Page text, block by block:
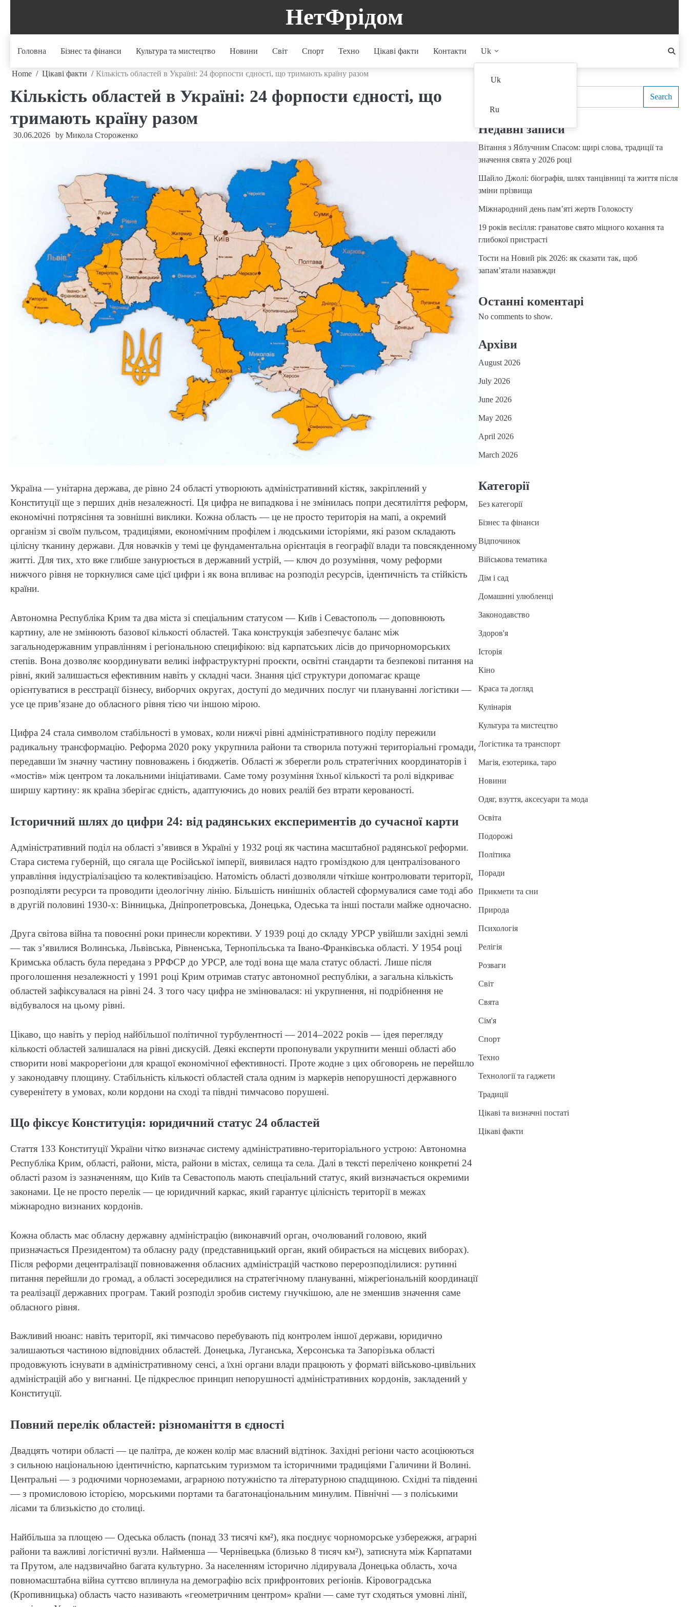
НетФрідом
Головна Бізнес та фінанси Культура та мистецтво Новини Світ Спорт Техно Цікаві факти Контакти Uk
Uk
Ru
Home Цікаві факти Кількість областей в Україні: 24 форпости єдності, що тримають країну разом
Кількість областей в Україні: 24 форпости єдності, що
тримають країну разом
30.06.2026 by Микола Стороженко
Україна — унітарна держава, де рівно 24 області утворюють адміністративний кістяк, закріплений у
Конституції ще з перших днів незалежності. Ця цифра не випадкова і не змінилась попри десятиліття реформ,
економічні потрясіння та зовнішні виклики. Кожна область — це не просто територія на мапі, а окремий
організм зі своїм пульсом, традиціями, економічним профілем і людськими історіями, які разом складають
цілісну тканину держави. Для новачків у темі це фундаментальна орієнтація в географії влади та повсякденному
житті. Для тих, хто вже глибше занурюється в державний устрій, — ключ до розуміння, чому реформи
нижчого рівня не торкнулися саме цієї цифри і як вона впливає на розподіл ресурсів, ідентичність та стійкість
країни.
Автономна Республіка Крим та два міста зі спеціальним статусом — Київ і Севастополь — доповнюють
картину, але не змінюють базової кількості областей. Така конструкція забезпечує баланс між
загальнодержавним управлінням і регіональною специфікою: від карпатських лісів до причорноморських
степів. Вона дозволяє координувати великі інфраструктурні проєкти, освітні стандарти та безпекові питання на
рівні, який залишається ефективним навіть у складні часи. Знання цієї структури допомагає краще
орієнтуватися в реєстрації бізнесу, виборчих округах, доступі до медичних послуг чи плануванні логістики —
усе це прив’язане до обласного рівня тією чи іншою мірою.
Цифра 24 стала символом стабільності в умовах, коли нижчі рівні адміністративного поділу пережили
радикальну трансформацію. Реформа 2020 року укрупнила райони та створила потужні територіальні громади,
передавши їм значну частину повноважень і бюджетів. Області ж зберегли роль стратегічних координаторів і
«мостів» між центром та локальними ініціативами. Саме тому розуміння їхньої кількості та ролі відкриває
ширшу картину: як країна зберігає єдність, адаптуючись до нових реалій без втрати керованості.
Історичний шлях до цифри 24: від радянських експериментів до сучасної карти
Адміністративний поділ на області з’явився в Україні у 1932 році як частина масштабної радянської реформи.
Стара система губерній, що сягала ще Російської імперії, виявилася надто громіздкою для централізованого
управління індустріалізацією та колективізацією. Натомість області дозволяли чіткіше контролювати території,
розподіляти ресурси та проводити ідеологічну лінію. Більшість нинішніх областей сформувалися саме тоді або
в другій половині 1930-х: Вінницька, Дніпропетровська, Донецька, Одеська та інші постали майже одночасно.
Друга світова війна та повоєнні роки принесли корективи. У 1939 році до складу УРСР увійшли західні землі
— так з’явилися Волинська, Львівська, Рівненська, Тернопільська та Івано-Франківська області. У 1954 році
Кримська область була передана з РРФСР до УРСР, але тоді вона ще мала статус області. Лише після
проголошення незалежності у 1991 році Крим отримав статус автономної республіки, а загальна кількість
областей зафіксувалася на рівні 24. З того часу цифра не змінювалася: ні укрупнення, ні подрібнення не
відбувалося на цьому рівні.
Цікаво, що навіть у період найбільшої політичної турбулентності — 2014–2022 років — ідея перегляду
кількості областей залишалася на рівні дискусій. Деякі експерти пропонували укрупнити менші області або
створити нові макрорегіони для кращої економічної ефективності. Проте жодне з цих обговорень не перейшло
у законодавчу площину. Стабільність кількості областей стала одним із маркерів непорушності державного
суверенітету в умовах, коли кордони на сході та півдні тимчасово порушені.
Що фіксує Конституція: юридичний статус 24 областей
Стаття 133 Конституції України чітко визначає систему адміністративно-територіального устрою: Автономна
Республіка Крим, області, райони, міста, райони в містах, селища та села. Далі в тексті перелічено конкретні 24
області разом із зазначенням, що Київ та Севастополь мають спеціальний статус, який визначається окремими
законами. Це не просто перелік — це юридичний каркас, який гарантує цілісність території в межах
міжнародно визнаних кордонів.
Кожна область має обласну державну адміністрацію (виконавчий орган, очолюваний головою, який
призначається Президентом) та обласну раду (представницький орган, який обирається на місцевих виборах).
Після реформи децентралізації повноваження обласних адміністрацій частково перерозподілилися: рутинні
питання перейшли до громад, а області зосередилися на стратегічному плануванні, міжрегіональній координації
та реалізації державних програм. Такий розподіл зробив систему гнучкішою, але не зменшив значення саме
обласного рівня.
Важливий нюанс: навіть території, які тимчасово перебувають під контролем іншої держави, юридично
залишаються частиною відповідних областей. Донецька, Луганська, Херсонська та Запорізька області
продовжують існувати в адміністративному сенсі, а їхні органи влади працюють у форматі військово-цивільних
адміністрацій або у вигнанні. Це підкреслює принцип непорушності адміністративних кордонів, закладений у
Конституції.
Повний перелік областей: різноманіття в єдності
Двадцять чотири області — це палітра, де кожен колір має власний відтінок. Західні регіони часто асоціюються
з сильною національною ідентичністю, карпатським туризмом та історичними традиціями Галичини й Волині.
Центральні — з родючими чорноземами, аграрною потужністю та літературною спадщиною. Східні та південні
— з промисловою історією, морськими портами та багатонаціональним минулим. Північні — з поліськими
лісами та близькістю до столиці.
Найбільша за площею — Одеська область (понад 33 тисячі км²), яка поєднує чорноморське узбережжя, аграрні
райони та важливі логістичні вузли. Найменша — Чернівецька (близько 8 тисяч км²), затиснута між Карпатами
та Прутом, але надзвичайно багата культурно. За населенням історично лідирувала Донецька область, хоча
повномасштабна війна суттєво вплинула на демографію всіх прифронтових регіонів. Кіровоградська
(Кропивницька) область часто називають «геометричним центром» країни — саме тут сходяться умовні лінії,
Search
Недавні записи
Вітання з Яблучним Спасом: щирі слова, традиції та
значення свята у 2026 році
Шайло Джолі: біографія, шлях танцівниці та життя після
зміни прізвища
Міжнародний день пам’яті жертв Голокосту
19 років весілля: гранатове свято міцного кохання та
глибокої пристрасті
Тости на Новий рік 2026: як сказати так, щоб
запам’ятали назавжди
Останні коментарі
No comments to show.
Архіви
August 2026
July 2026
June 2026
May 2026
April 2026
March 2026
Категорії
Без категорії
Бізнес та фінанси
Відпочинок
Військова тематика
Дім і сад
Домашнні улюбленці
Законодавство
Здоров'я
Історія
Кіно
Краса та догляд
Кулінарія
Культура та мистецтво
Логістика та транспорт
Магія, езотерика, таро
Новини
Одяг, взуття, аксесуари та мода
Освіта
Подорожі
Політика
Поради
Прикмети та сни
Природа
Психологія
Релігія
Розваги
Світ
Свята
Сім'я
Спорт
Техно
Технології та гаджети
Традиції
Цікаві та визначні постаті
Цікаві факти